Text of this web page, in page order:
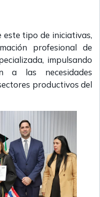
este tipo de iniciativas,
profesional de
impulsando
a las necesidades
productivos del